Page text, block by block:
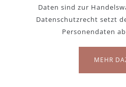
Daten sind zur
Datenschutzrecht setzt
Personendaten
MEHR